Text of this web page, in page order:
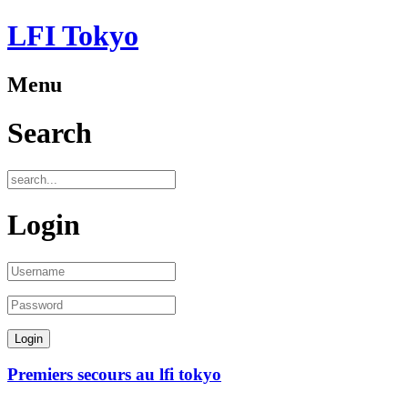
LFI Tokyo
Menu
Search
Login
Premiers secours au lfi tokyo